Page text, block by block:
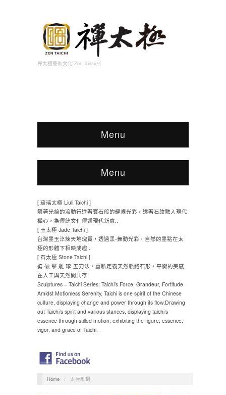
禪太極藝術文化 Zen Taichi
Menu
Menu
[ 琉璃太極 Liuli Taichi ]
隨著光線的流動行進著寶石般的耀眼光彩，透著石紋融入現代
禪心，為傳統文化傳遞現代新意..
[ 玉太極 Jade Taichi ]
台灣墨玉淬煉天地瑰寶，透過黑-舞動光彩，自然的墨點在太
極的形體下相映成趣..
[ 石太極 Stone Taichi ]
劈 破 擊 雕 琢-五刀法，重新定義天然脈絡石形，平衡的美感
在人工與天然間共存
Sculptures – Taichi Series; Taichi’s Force, Grandeur, Fortitude
Amidst Motionless Serenity. Taichi is one spirit of the Chinese
culture, displaying change and power through its flow.Drawing
out Taichi’s spirit and various stances, displaying taichi’s
essence through stilled motion; exhibiting the figure, essence,
vigor, and grace of Taichi.
Home / 太極雕刻